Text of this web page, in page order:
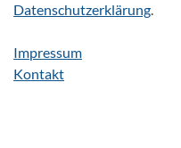
Datenschutzerklärung.
Impressum
Kontakt